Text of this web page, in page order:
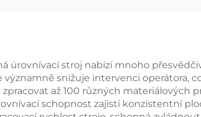
úrovnívací stroj nabízí mnoho
snižuje intervenci operátora,
až 100 různých
schopnost zajistí konzistentní